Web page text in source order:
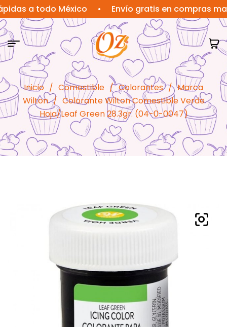
a todo México • Envío gratis en compras mayores
Inicio / Comestible / Colorantes / Marca
Wilton / Colorante Wilton Comestible Verde
Hoja/Leaf Green 28.3gr. (04-0-0047)